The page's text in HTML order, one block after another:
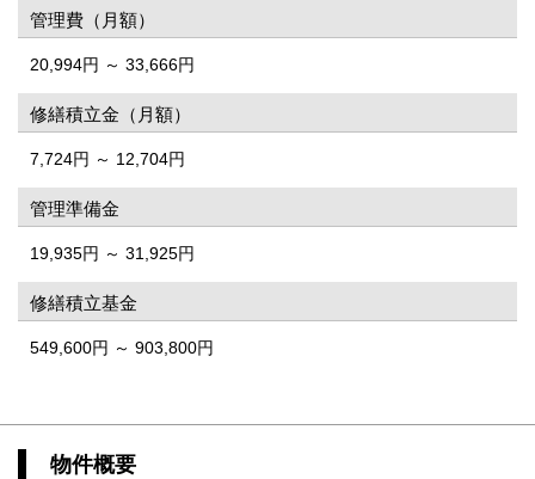
管理費（月額）
20,994円 ～ 33,666円
修繕積立金（月額）
7,724円 ～ 12,704円
管理準備金
19,935円 ～ 31,925円
修繕積立基金
549,600円 ～ 903,800円
物件概要